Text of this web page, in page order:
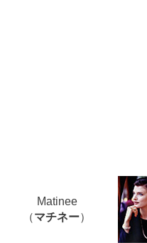
Matinee
（マチネー）